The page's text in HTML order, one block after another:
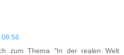
zum Thema "In der realen Welt